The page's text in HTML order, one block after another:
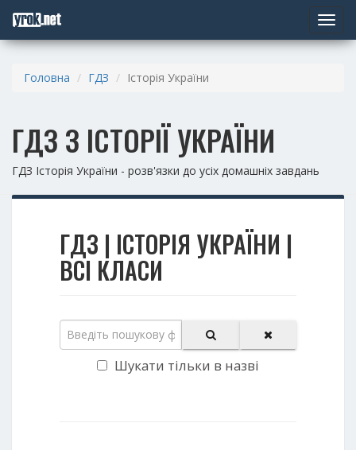
Toggle
Головна ГДЗ Історія України
ГДЗ З ІСТОРІЇ УКРАЇНИ
ГДЗ Історія України - розв'язки до усіх домашніх завдань
ГДЗ | ІСТОРІЯ УКРАЇНИ |
ВСІ КЛАСИ
Шукати тільки в назві